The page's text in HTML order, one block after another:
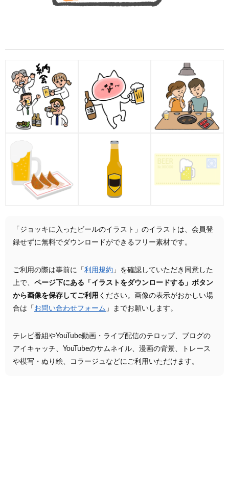
「ジョッキに入ったビールのイラスト」のイラストは、会員登
録せずに無料でダウンロードができるフリー素材です。
ご利用の際は事前に「 利用規約 」を確認していただき同意した
上で、 ページ下にある「イラストをダウンロードする」ボタン
から画像を保存してご利用 ください。画像の表示がおかしい場
合は「 お問い合わせフォーム 」までお願いします。
テレビ番組やYouTube動画・ライブ配信のテロップ、ブログの
アイキャッチ、YouTubeのサムネイル、漫画の背景、トレース
や模写・ぬり絵、コラージュなどにご利用いただけます。